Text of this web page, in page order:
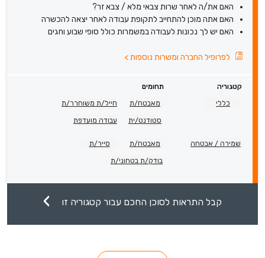
האם את/ה לאחר שרות צבאי מלא / צבא זר?
האם אתה מוכן להתחייב לתקופת עבודה לאחר יצאה להכשרה
האם יש לך נכונות לעבודה במשמרות כולל סופי שבוע וחגים
לפרופיל החברה ומשרות נוספות>
קטגוריה
תחומים
כללי
מאבטח/ת חייל/ת משוחרר/ת
סטודנט/ית עבודה מועדפת
שמירה / אבטחה מאבטח/ת סייר/ת
בודק/ת בטחוני/ת
קבל התראות לסוכן החכם עבור קטגוריה זו